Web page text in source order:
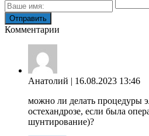
Комментарии
Анатолий | 16.08.2023 13:46
можно ли делать процедуры
остехандрозе, если была
шунтирование)?